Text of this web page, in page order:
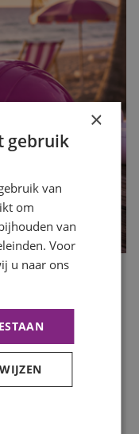
op zoek te gaan
de bouwvak
een slim
nieuwe baan. In
×
gebruik
van
om
van
Voor
u naar ons